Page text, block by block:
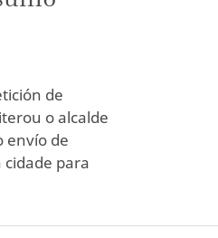
de
o alcalde
envío de
cidade para